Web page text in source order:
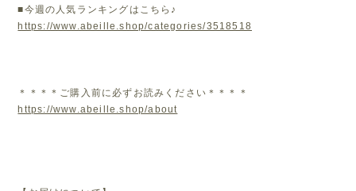
■今週の人気ランキングはこちら♪
https://www.abeille.shop/categories/3518518
＊＊＊＊ご購入前に必ずお読みください＊＊＊＊
https://www.abeille.shop/about